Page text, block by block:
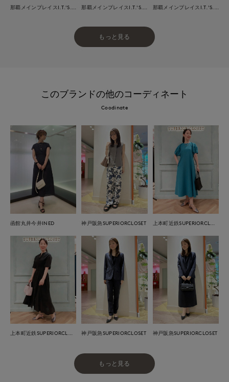
もっと見る
このブランドの他のコーディネート
Coodinate
函館丸井今井INED 神戸阪急SUPERIORCLOSET
神戸阪急SUPERIORCLOSET 神戸阪急SUPERIORCLOSET
もっと見る